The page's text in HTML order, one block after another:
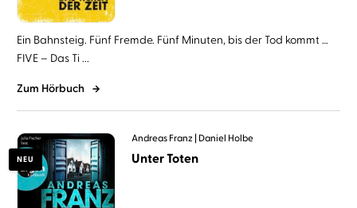
Ein Bahnsteig. Fünf Fremde. Fünf Minuten, bis der Tod kommt …
FIVE – Das Ti ...
Zum Hörbuch
NEU
Andreas Franz Daniel Holbe
Unter Toten